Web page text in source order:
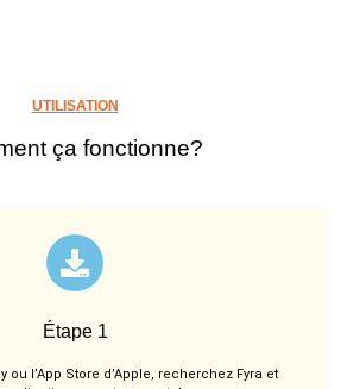
UTILISATION
ça fonctionne?
Étape 1
ou l’App Store d’Apple, recherchez Fyra et